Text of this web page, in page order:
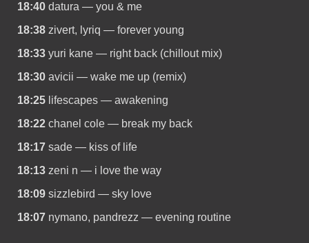
18:40 datura — you & me
18:38 zivert, lyriq — forever young
18:33 yuri kane — right back (chillout mix)
18:30 avicii — wake me up (remix)
18:25 lifescapes — awakening
18:22 chanel cole — break my back
18:17 sade — kiss of life
18:13 zeni n — i love the way
18:09 sizzlebird — sky love
18:07 nymano, pandrezz — evening routine